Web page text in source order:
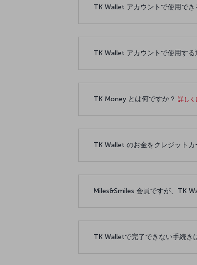
TK Wallet アカウントで使用でき
TK Wallet アカウントで使用す
TK Money とは何ですか？ 詳しく
TK Wallet のお金をクレジット
Miles&Smiles 会員ですが、TK
TK Walletで完了できない手続き